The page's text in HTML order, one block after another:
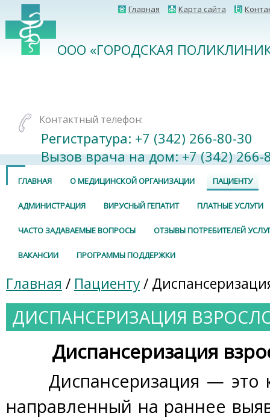
Главная Карта сайта
ООО «ГОРОДСКАЯ
Контактный телефон:
Регистратура: +7 (342) 266-80-
Вызов врача на дом: +7 (342) 266-
ГЛАВНАЯ О МЕДИЦИНСКОЙ ОРГАНИЗАЦИИ ПАЦИЕНТУ
АДМИНИСТРАЦИЯ ВИРУСНЫЙ ГЕПАТИТ ПЛАТНЫЕ УСЛУГИ
ЧАСТО ЗАДАВАЕМЫЕ ВОПРОСЫ ОТЗЫВЫ ПОТРЕБИТЕЛЕЙ
ВАКАНСИИ ПРОГРАММЫ ПОДДЕРЖКИ
Главная / Пациенту/
ДИСПАНСЕРИЗАЦИЯ
Диспансеризация
Диспансеризация — это
направленный на раннее